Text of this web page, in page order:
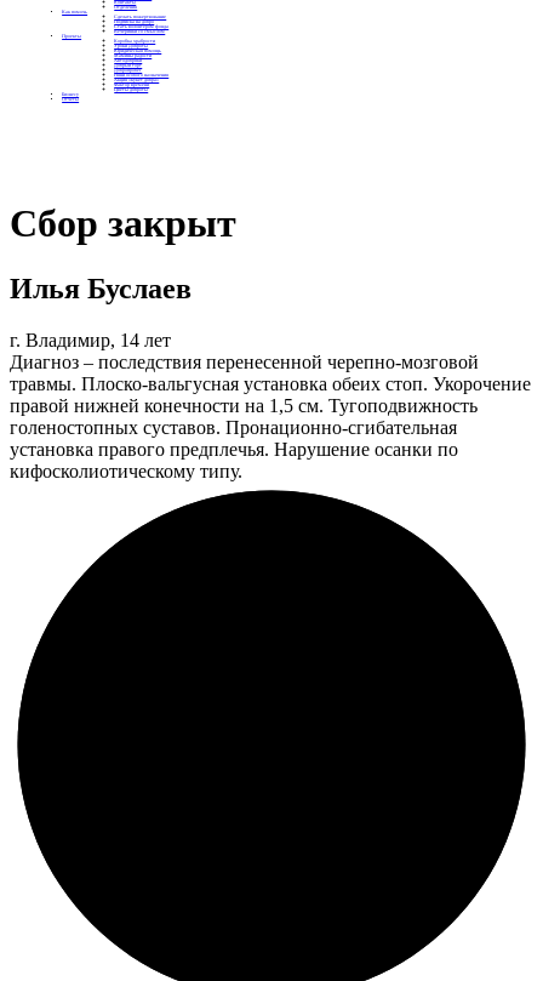
Контакты
Отделения
Как помочь
Сделать пожертвование
Подписка на добро
Стать волонтером фонда
Вечеринки со смыслом
Проекты
Коробка храбрости
Уроки Доброты
Юридическая помощь
Мамины радости
Автодобряки
Добрый торт
Добропробег
Няни особого назначения
Акция «Букет добра»
Фактор времени
Цветы доброты
Бизнесу
Отчеты
Сбор закрыт
Илья Буслаев
г. Владимир, 14 лет
Диагноз – последствия перенесенной черепно-мозговой
травмы. Плоско-вальгусная установка обеих стоп. Укорочение
правой нижней конечности на 1,5 см. Тугоподвижность
голеностопных суставов. Пронационно-сгибательная
установка правого предплечья. Нарушение осанки по
кифосколиотическому типу.